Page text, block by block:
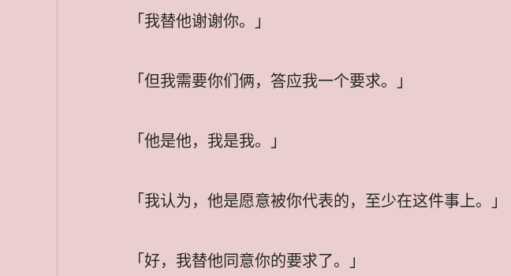
「我替他谢谢你。」
「但我需要你们俩，答应我一个要求。」
「他是他，我是我。」
「我认为，他是愿意被你代表的，至少在这件事上。」
「好，我替他同意你的要求了。」